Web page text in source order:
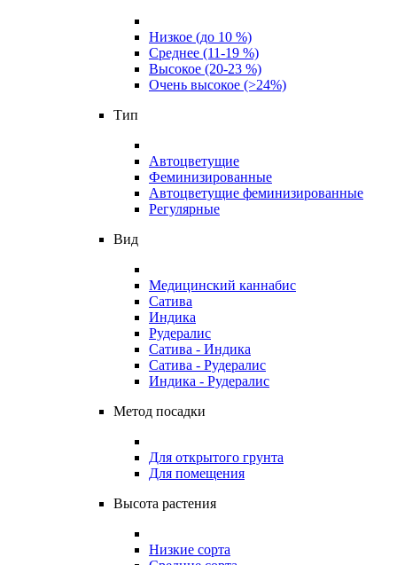
Низкое (до 10 %)
Среднее (11-19 %)
Высокое (20-23 %)
Очень высокое (>24%)
Тип
Автоцветущие
Феминизированные
Автоцветущие феминизированные
Регулярные
Вид
Медицинский каннабис
Сатива
Индика
Рудералис
Сатива - Индика
Сатива - Рудералис
Индика - Рудералис
Метод посадки
Для открытого грунта
Для помещения
Высота растения
Низкие сорта